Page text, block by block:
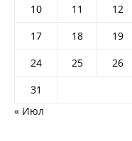
10
11 12
17
18 19
24
25 26
31
« Июл